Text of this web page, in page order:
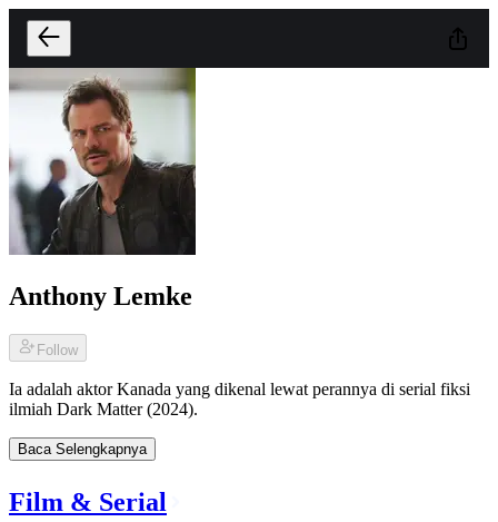
Anthony Lemke
Follow
Ia adalah aktor Kanada yang dikenal lewat perannya di serial fiksi
ilmiah Dark Matter (2024).
Baca Selengkapnya
Film & Serial